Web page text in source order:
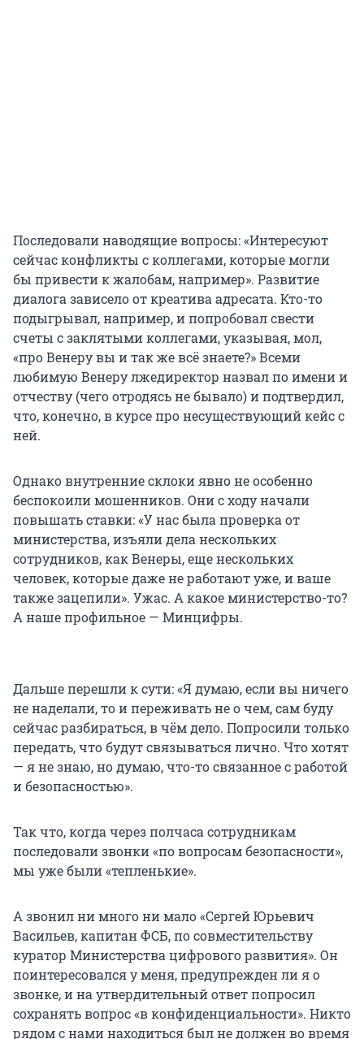
Последовали наводящие вопросы: «Интересуют
сейчас конфликты с коллегами, которые могли
бы привести к жалобам, например». Развитие
диалога зависело от креатива адресата. Кто-то
подыгрывал, например, и попробовал свести
счеты с заклятыми коллегами, указывая, мол,
«про Венеру вы и так же всё знаете?» Всеми
любимую Венеру лжедиректор назвал по имени и
отчеству (чего отродясь не бывало) и подтвердил,
что, конечно, в курсе про несуществующий кейс с
ней.
Однако внутренние склоки явно не особенно
беспокоили мошенников. Они с ходу начали
повышать ставки: «У нас была проверка от
министерства, изъяли дела нескольких
сотрудников, как Венеры, еще нескольких
человек, которые даже не работают уже, и ваше
также зацепили». Ужас. А какое министерство-то?
А наше профильное — Минцифры.
Дальше перешли к сути: «Я думаю, если вы ничего
не наделали, то и переживать не о чем, сам буду
сейчас разбираться, в чём дело. Попросили только
передать, что будут связываться лично. Что хотят
— я не знаю, но думаю, что-то связанное с работой
и безопасностью».
Так что, когда через полчаса сотрудникам
последовали звонки «по вопросам безопасности»,
мы уже были «тепленькие».
А звонил ни много ни мало «Сергей Юрьевич
Васильев, капитан ФСБ, по совместительству
куратор Министерства цифрового развития». Он
поинтересовался у меня, предупрежден ли я о
звонке, и на утвердительный ответ попросил
сохранять вопрос «в конфиденциальности». Никто
рядом с нами находиться был не должен во время